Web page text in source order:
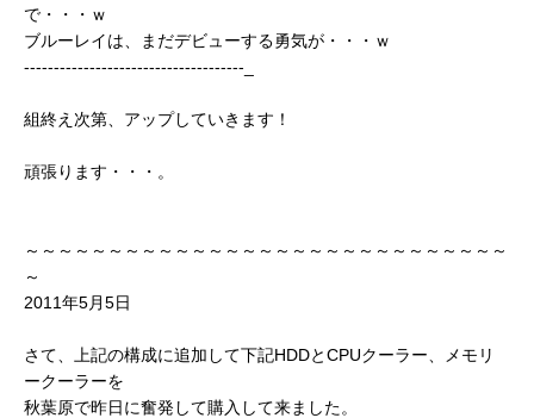
で・・・ｗ
ブルーレイは、まだデビューする勇気が・・・ｗ
-------------------------------------_
組終え次第、アップしていきます！
頑張ります・・・。
～～～～～～～～～～～～～～～～～～～～～～～～～～～～～
～
2011年5月5日
さて、上記の構成に追加して下記HDDとCPUクーラー、メモリ
ークーラーを
秋葉原で昨日に奮発して購入して来ました。